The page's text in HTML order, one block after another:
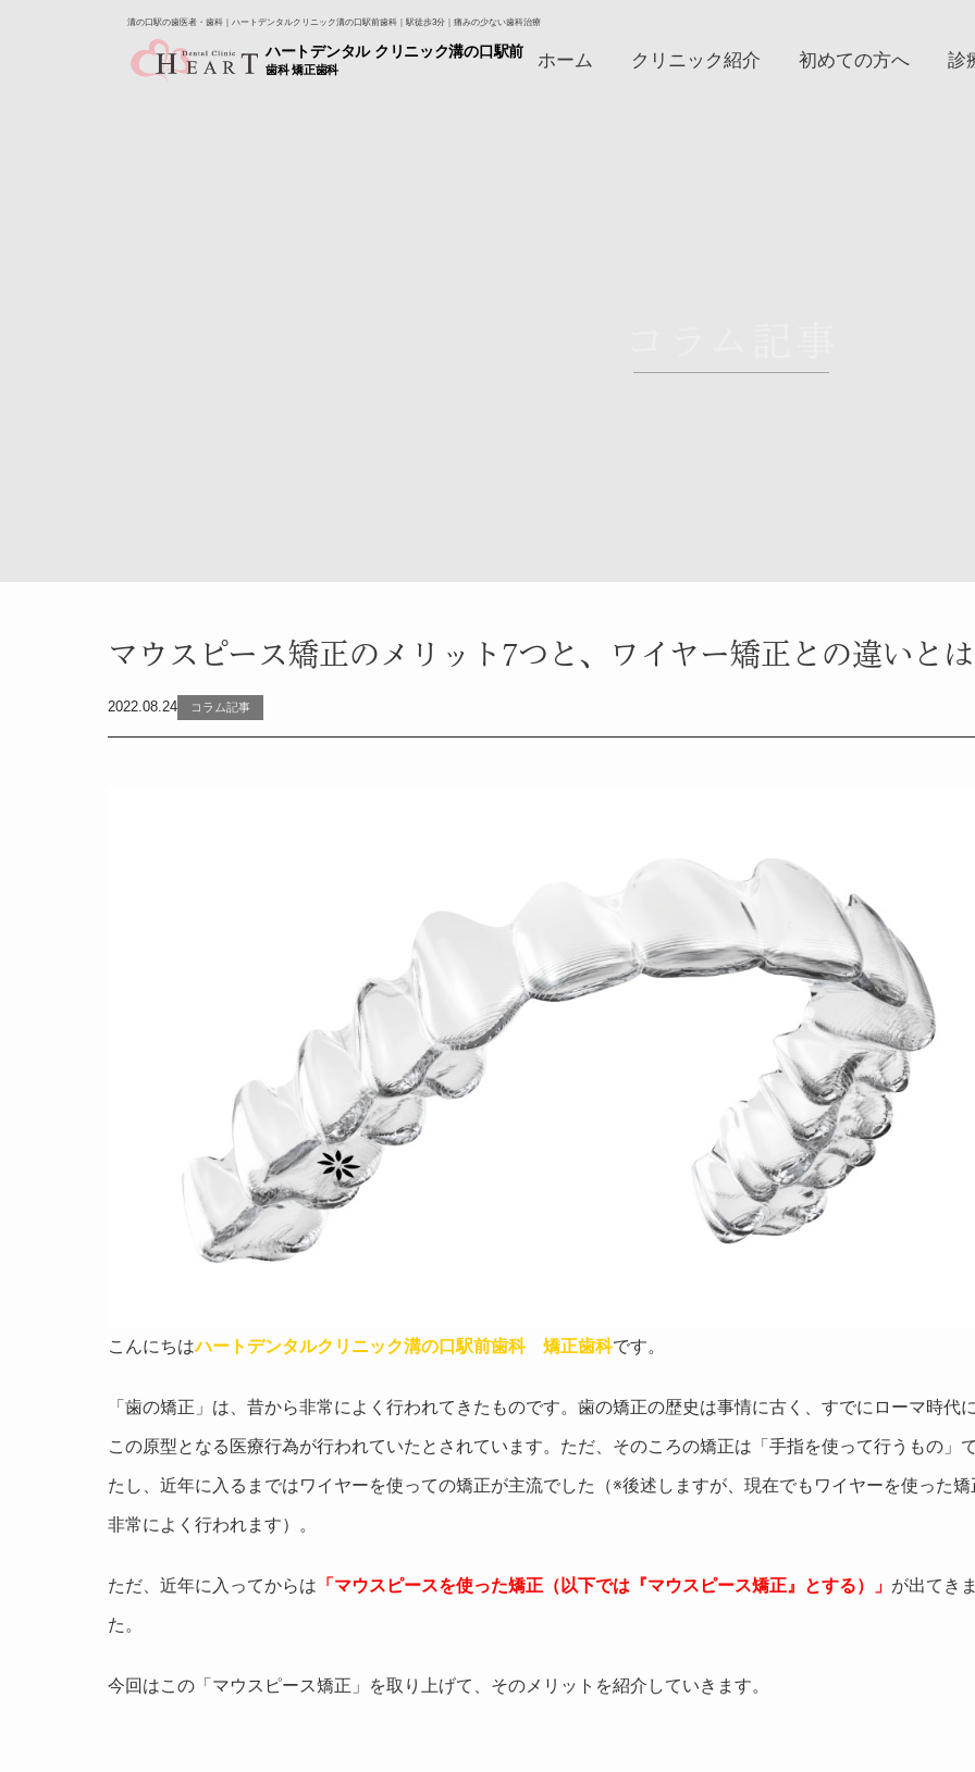
溝の口駅の歯医者・歯科｜ハートデンタルクリニック溝の口駅前歯科｜駅徒歩3分｜痛みの少ない歯科治療
ハートデンタル クリニック溝の口駅前
歯科 矯正歯科 ホーム クリニック紹介 初めての方へ 診
マウスピース矯正のメリット7つと、ワイヤー矯正との違いとは
2022.08.24 コラム記事
こんにちはハートデンタルクリニック溝の口駅前歯科 矯正歯科です。
「歯の矯正」は、昔から非常によく行われてきたものです。歯の矯正の歴史は事情に古く、すでにローマ時代
この原型となる医療行為が行われていたとされています。ただ、そのころの矯正は「手指を使って行うもの」
たし、近年に入るまではワイヤーを使っての矯正が主流でした（※後述しますが、現在でもワイヤーを使った矯
非常によく行われます）。
ただ、近年に入ってからは 「マウスピースを使った矯正（以下では『マウスピース矯正』とする）」 が出てき
た。
今回はこの「マウスピース矯正」を取り上げて、そのメリットを紹介していきます。